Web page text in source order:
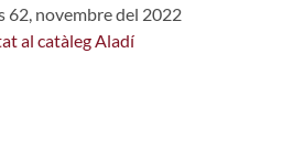
62, novembre del 2022
al catàleg Aladí